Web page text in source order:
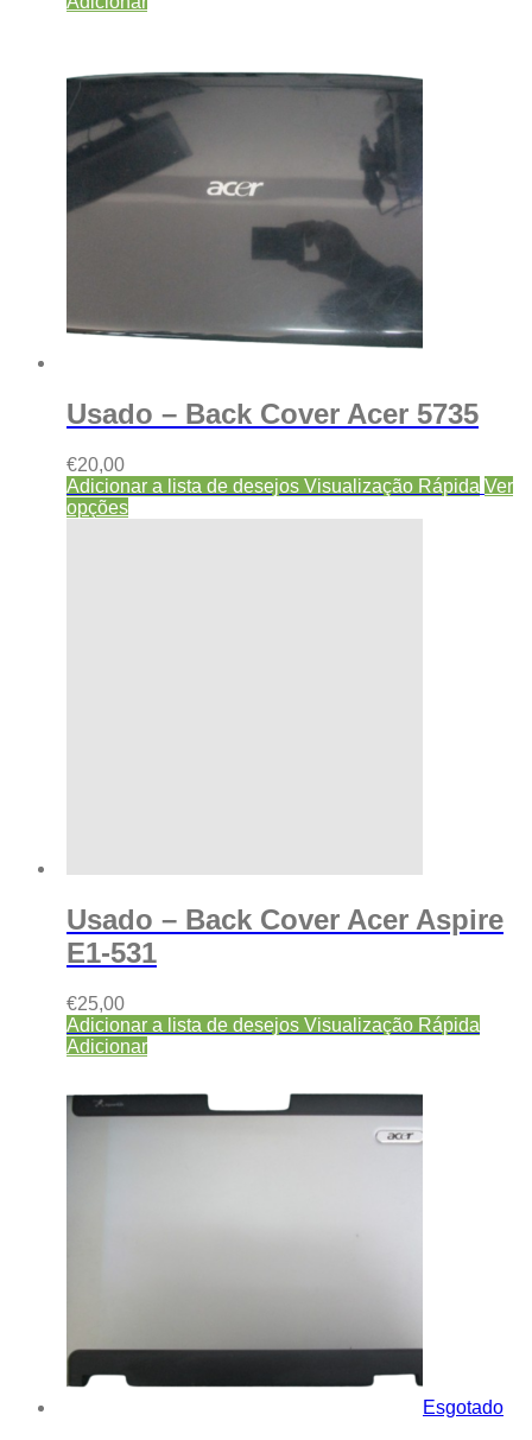
Usado – Back Cover Acer 5735
€20,00
Adicionar a lista de desejos Visualização Rápida Ver
opções
Usado – Back Cover Acer Aspire
E1-531
€25,00
Adicionar a lista de desejos Visualização Rápida
Adicionar
Esgotado